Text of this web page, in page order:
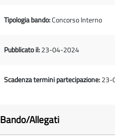
Tipologia bando:Concorso Interno
Pubblicato il:23-04-2024
Scadenza termini partecipazione:23-
Bando/Allegati